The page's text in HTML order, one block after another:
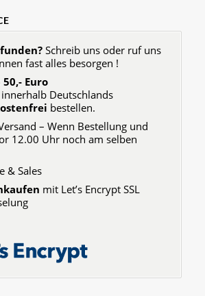
Schreib uns oder ruf uns
fast alles besorgen !
50,- Euro
Deutschlands
bestellen.
– Wenn Bestellung und
12.00 Uhr noch am selben
& Sales
mit Let’s Encrypt SSL